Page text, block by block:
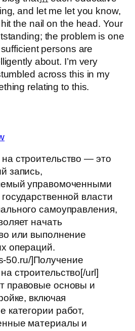
and let me let you know,
the nail on the head. Your
the problem is one
persons are
about. I’m very
across this in my
relating to this.
строительство — это
запись,
управомоченными
власти
самоуправления,
начать
или выполнение
операций.
50.ru/]Получение
строительство[/url]
правовые основы и
включая
категории работ,
материалы и